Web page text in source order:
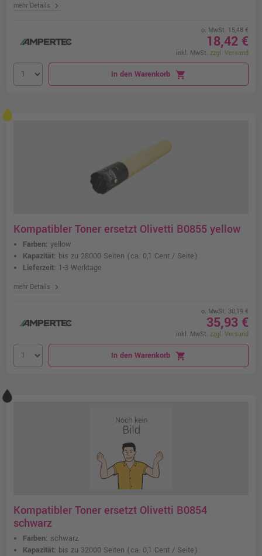
mehr Details chevron_right
o. MwSt. 15,48 €
18,42 €
inkl. MwSt. zzgl. Versand
In den Warenkorb shopping_cart
Kompatibler Toner ersetzt Olivetti B0855 yellow
Farben: yellow
Kapazität: bis zu 28000 Seiten (ca. 0,1 Cent / Seite)
Lieferzeit: 1-3 Werktage
mehr Details chevron_right
o. MwSt. 30,19 €
35,93 €
inkl. MwSt. zzgl. Versand
In den Warenkorb shopping_cart
Kompatibler Toner ersetzt Olivetti B0854
schwarz
Farben: schwarz
Kapazität: bis zu 32000 Seiten (ca. 0,1 Cent / Seite)